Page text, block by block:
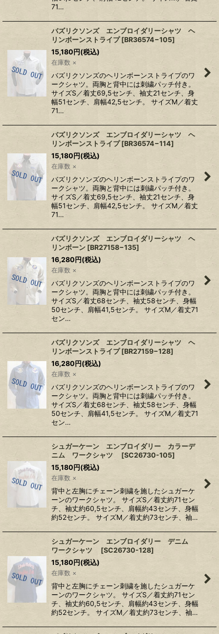
71…
バズリクソンズ エンブロイダリーシャツ ヘ
リンボーンストライプ [BR36574−105]
15,180円(税込)
在庫数 ×
バズリクソンズのヘリンボーンストライプのワ
ークシャツ。両胸と背中には刺繍パッチ付き。
サイズS／着丈69,5センチ、袖丈21センチ、身
幅51センチ、肩幅42,5センチ。 サイズM／着丈
71…
バズリクソンズ エンブロイダリーシャツ ヘ
リンボーンストライプ [BR36574−114]
15,180円(税込)
在庫数 ×
バズリクソンズのヘリンボーンストライプのワ
ークシャツ。両胸と背中には刺繍パッチ付き。
サイズS／着丈69,5センチ、袖丈21センチ、身
幅51センチ、肩幅42,5センチ。 サイズM／着丈
71…
バズリクソンズ エンブロイダリーシャツ ヘ
リンボーン [BR27158−135]
16,280円(税込)
在庫数 ×
バズリクソンズのヘリンボーンストライプのワ
ークシャツ。両胸と背中には刺繍パッチ付き。
サイズS／着丈68センチ、袖丈58センチ、身幅
50センチ、肩幅41,5センチ。 サイズM／着丈71
セン…
バズリクソンズ エンブロイダリーシャツ ヘ
リンボーンストライプ [BR27159−128]
16,280円(税込)
在庫数 ×
バズリクソンズのヘリンボーンストライプのワ
ークシャツ。両胸と背中には刺繍パッチ付き。
サイズS／着丈68センチ、袖丈58センチ、身幅
50センチ、肩幅41,5センチ。 サイズM／着丈71
セン…
シュガーケーン エンブロイダリー カラーデ
ニム ワークシャツ
[SC26730-105]
15,180円(税込)
在庫数 ×
背中と左胸にチェーン刺繍を施したシュガーケ
ーンのワークシャツ。 サイズS／着丈約71セン
チ、袖丈約60,5センチ、肩幅約43センチ、身幅
約52センチ。 サイズM／着丈約73センチ、袖…
シュガーケーン エンブロイダリー デニム
ワークシャツ
[SC26730-128]
15,180円(税込)
在庫数 ×
背中と左胸にチェーン刺繍を施したシュガーケ
ーンのワークシャツ。 サイズS／着丈約71セン
チ、袖丈約60,5センチ、肩幅約43センチ、身幅
約52センチ。 サイズM／着丈約73センチ、袖…